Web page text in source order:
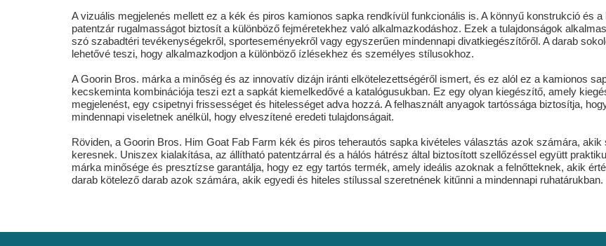
A vizuális megjelenés mellett ez a kék és piros kamionos sapka rendkívül funkcionális is. A könnyű konstrukció és
patentzár rugalmasságot biztosít a különböző fejméretekhez való alkalmazkodáshoz. Ezek a tulajdonságok
szó szabadtéri tevékenységekről, sporteseményekről vagy egyszerűen mindennapi divatkiegészítőről. A darab
lehetővé teszi, hogy alkalmazkodjon a különböző ízlésekhez és személyes stílusokhoz.
A Goorin Bros. márka a minőség és az innovatív dizájn iránti elkötelezettségéről ismert, és ez alól ez a kamionos
kecskeminta kombinációja teszi ezt a sapkát kiemelkedővé a katalógusukban. Ez egy olyan kiegészítő, amely
megjelenést, egy csipetnyi frissességet és hitelességet adva hozzá. A felhasznált anyagok tartóssága biztosítja,
mindennapi viseletnek anélkül, hogy elveszítené eredeti tulajdonságait.
Röviden, a Goorin Bros. Him Goat Fab Farm kék és piros teherautós sapka kivételes választás azok számára,
keresnek. Uniszex kialakítása, az állítható patentzárral és a hálós hátrész által biztosított szellőzéssel együtt
márka minősége és presztízse garantálja, hogy ez egy tartós termék, amely ideális azoknak a felnőtteknek, akik
darab kötelező darab azok számára, akik egyedi és hiteles stílussal szeretnének kitűnni a mindennapi ruhatárukban.